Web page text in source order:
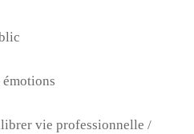
émotions
vie professionnelle /